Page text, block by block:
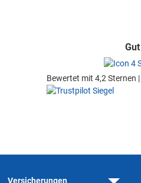
Gut
Bewertet mit 4,2 Sternen |
Versicherungen